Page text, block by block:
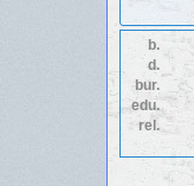
b.
d.
bur.
edu.
rel.